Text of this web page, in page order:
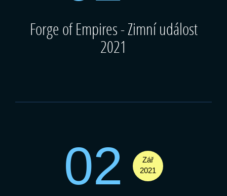
Forge of Empires - Zimní událost
2021
02
Zář
2021